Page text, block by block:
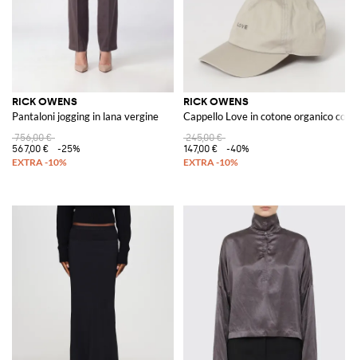
RICK OWENS
Pantaloni jogging in lana vergine
756,00 €
567,00 €
-25%
RICK OWENS
Cappello Love in cotone organico con
245,00 €
147,00 €
-40%